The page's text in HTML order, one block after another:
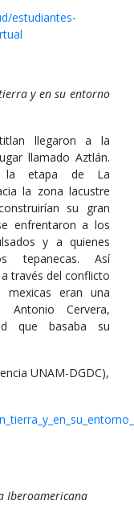
estudiantes-
y en su entorno
llegaron a la
llamado Aztlán.
la etapa de La
la zona lacustre
su gran
enfrentaron a los
y a quienes
tepanecas. Así
través del conflicto
eran una
Antonio Cervera,
que basaba su
UNAM-DGDC),
Iberoamericana